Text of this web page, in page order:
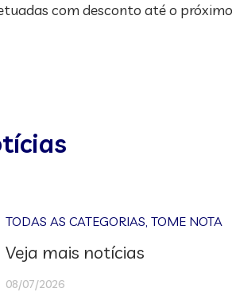
com desconto até o
TODAS AS CATEGORIAS,TOME NOTA
Veja mais notícias
08/07/2026